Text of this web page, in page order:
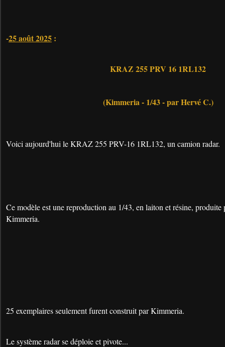
-25 août 2025 :
KRAZ 255 PRV 16 1RL132
(Kimmeria - 1/43 - par Hervé C.)
Voici aujourd'hui le KRAZ 255 PRV-16 1RL132, un camion radar.
Ce modèle est une reproduction au 1/43, en laiton et résine,
Kimmeria.
25 exemplaires seulement furent construit par Kimmeria.
Le système radar se déploie et pivote...